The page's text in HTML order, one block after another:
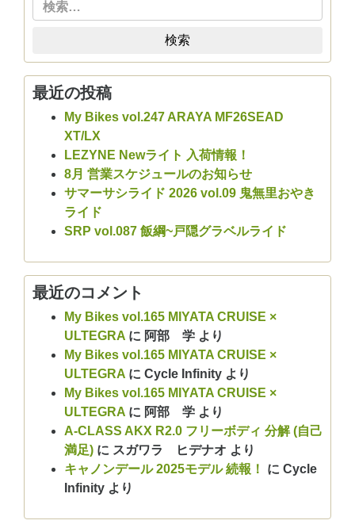
検索
最近の投稿
My Bikes vol.247 ARAYA MF26SEAD
XT/LX
LEZYNE Newライト 入荷情報！
8月 営業スケジュールのお知らせ
サマーサシライド 2026 vol.09 鬼無里おやき
ライド
SRP vol.087 飯綱~戸隠グラベルライド
最近のコメント
My Bikes vol.165 MIYATA CRUISE ×
ULTEGRA に 阿部 学 より
My Bikes vol.165 MIYATA CRUISE ×
ULTEGRA に Cycle Infinity より
My Bikes vol.165 MIYATA CRUISE ×
ULTEGRA に 阿部 学 より
A-CLASS AKX R2.0 フリーボディ 分解 (自己
満足) に スガワラ ヒデナオ より
キャノンデール 2025モデル 続報！
に Cycle
Infinity より